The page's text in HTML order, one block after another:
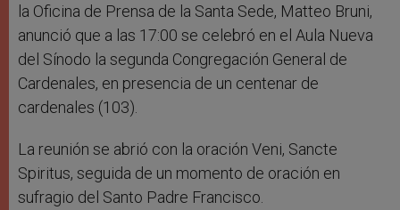
la Oficina de Prensa de la Santa Sede, Matteo Bruni,
anunció que a las 17:00 se celebró en el Aula Nueva
del Sínodo la segunda Congregación General de
Cardenales, en presencia de un centenar de
cardenales (103).
La reunión se abrió con la oración Veni, Sancte
Spiritus, seguida de un momento de oración en
sufragio del Santo Padre Francisco.